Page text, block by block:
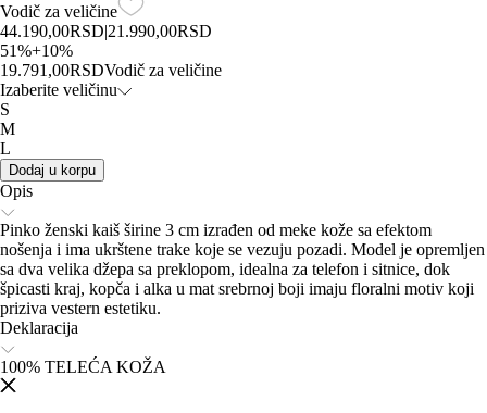
Vodič za veličine
44.190,00RSD|21.990,00RSD
51%+10%
19.791,00RSDVodič za veličine
Izaberite veličinu
S
M
L
Dodaj u korpu
Opis
Pinko ženski kaiš širine 3 cm izrađen od meke kože sa efektom
nošenja i ima ukrštene trake koje se vezuju pozadi. Model je opremljen
sa dva velika džepa sa preklopom, idealna za telefon i sitnice, dok
špicasti kraj, kopča i alka u mat srebrnoj boji imaju floralni motiv koji
priziva vestern estetiku.
Deklaracija
100% TELEĆA KOŽA